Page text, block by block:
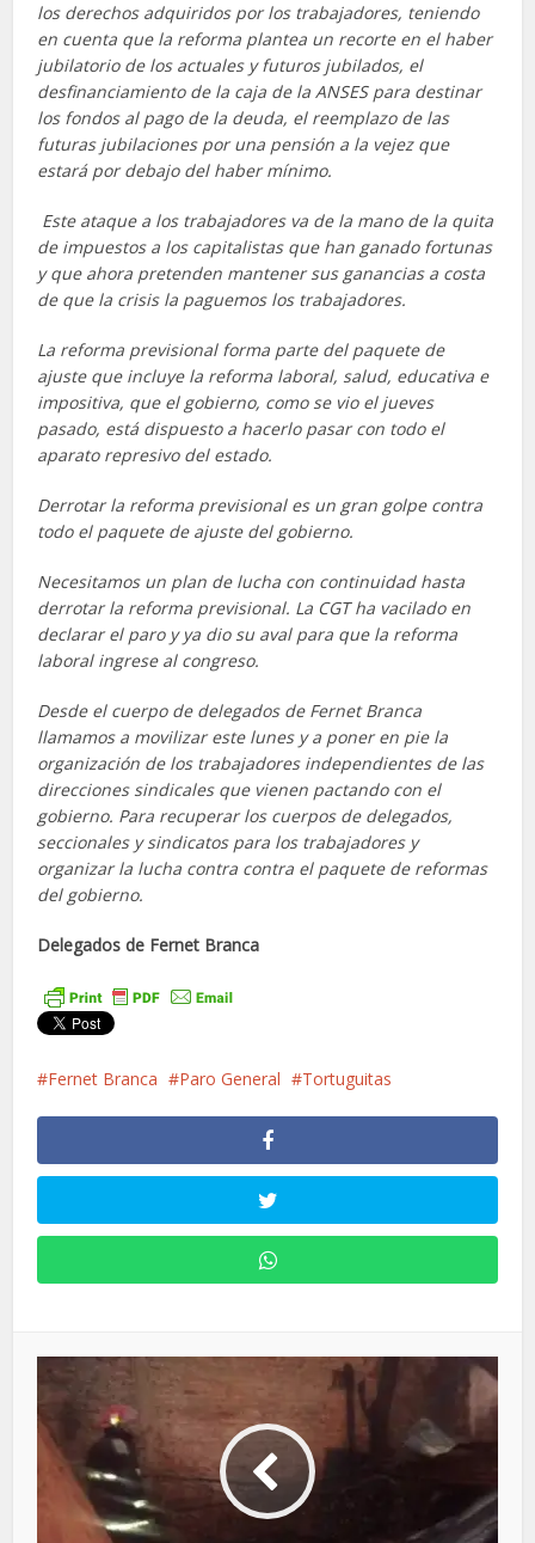
los derechos adquiridos por los trabajadores, teniendo
en cuenta que la reforma plantea un recorte en el haber
jubilatorio de los actuales y futuros jubilados, el
desfinanciamiento de la caja de la ANSES para destinar
los fondos al pago de la deuda, el reemplazo de las
futuras jubilaciones por una pensión a la vejez que
estará por debajo del haber mínimo.
Este ataque a los trabajadores va de la mano de la quita
de impuestos a los capitalistas que han ganado fortunas
y que ahora pretenden mantener sus ganancias a costa
de que la crisis la paguemos los trabajadores.
La reforma previsional forma parte del paquete de
ajuste que incluye la reforma laboral, salud, educativa e
impositiva, que el gobierno, como se vio el jueves
pasado, está dispuesto a hacerlo pasar con todo el
aparato represivo del estado.
Derrotar la reforma previsional es un gran golpe contra
todo el paquete de ajuste del gobierno.
Necesitamos un plan de lucha con continuidad hasta
derrotar la reforma previsional. La CGT ha vacilado en
declarar el paro y ya dio su aval para que la reforma
laboral ingrese al congreso.
Desde el cuerpo de delegados de Fernet Branca
llamamos a movilizar este lunes y a poner en pie la
organización de los trabajadores independientes de las
direcciones sindicales que vienen pactando con el
gobierno. Para recuperar los cuerpos de delegados,
seccionales y sindicatos para los trabajadores y
organizar la lucha contra contra el paquete de reformas
del gobierno.
Delegados de Fernet Branca
Fernet Branca Paro General Tortuguitas